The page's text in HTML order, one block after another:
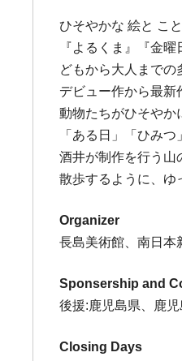
ひそやかな 絵と こ
『よるくま』『金
どもから大人までの
デビュー作から最新
動物たちがひそやか
「ある日」「ひみ
酒井が制作を行う山
散歩するように、ゆ
Organizer
長島美術館、南日本
Sponsership and
後援:鹿児島県、鹿
Closing Days